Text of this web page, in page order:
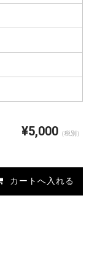
¥5,000 （税別）